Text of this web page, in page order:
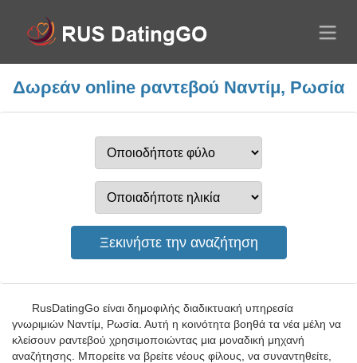
Δωρεάν online ραντεβού Ναντίμ, Ρωσία
RusDatingGo είναι δημοφιλής διαδικτυακή υπηρεσία
γνωριμιών Ναντίμ, Ρωσία. Αυτή η κοινότητα βοηθά τα νέα μέλη να
κλείσουν ραντεβού χρησιμοποιώντας μια μοναδική μηχανή
αναζήτησης. Μπορείτε να βρείτε νέους φίλους, να συναντηθείτε,